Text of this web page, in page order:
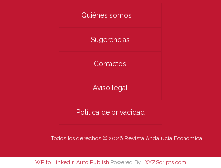
Quiénes somos
Sugerencias
Contactos
Aviso legal
Política de privacidad
Todos los derechos © 2026 Revista Andalucía Económica
WP to LinkedIn Auto Publish Powered By : XYZScripts.com